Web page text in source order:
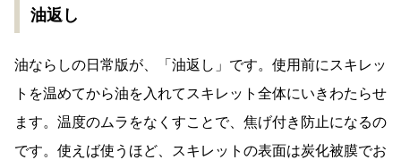
油返し
油ならしの日常版が、「油返し」です。使用前にスキレッ
トを温めてから油を入れてスキレット全体にいきわたらせ
ます。温度のムラをなくすことで、焦げ付き防止になるの
です。使えば使うほど、スキレットの表面は炭化被膜でお